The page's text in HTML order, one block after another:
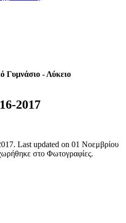
Γυμνάσιο - Λύκειο
2017
. Last updated on 01 Νοεμβρίου
στο Φωτογραφίες.